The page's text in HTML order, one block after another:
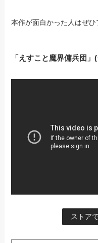
本作が面白かった人はぜひ
「えすこと魔界傭兵団
ストア